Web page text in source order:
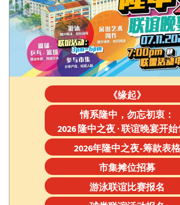
《缘起》
情系隆中，勿忘初衷：
2026 隆中之夜 · 联谊晚宴开
2026年隆中之夜-筹款表格
市集摊位招募
游泳联谊比赛报名